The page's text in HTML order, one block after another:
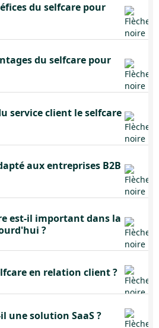
du selfcare pour
du selfcare pour
service client le selfcare
aux entreprises B2B
est-il important dans la
?
en relation client ?
une solution SaaS ?